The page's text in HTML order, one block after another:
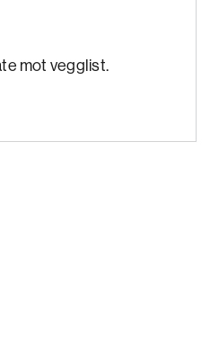
mot vegglist.